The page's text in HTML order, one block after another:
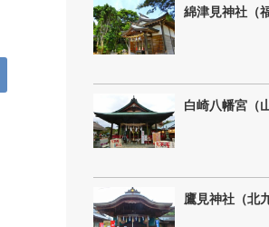
綿津見神社（
白崎八幡宮（
鷹見神社（北